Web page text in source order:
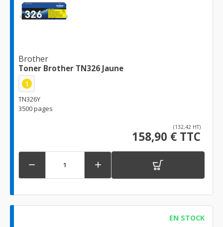
Brother
Toner Brother TN326 Jaune
1
TN326Y
3500 pages
(132,42 HT)
158,90 € TTC
 
EN STOCK